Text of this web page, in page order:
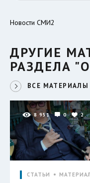
Новости СМИ2
ДРУГИЕ
РАЗДЕЛА
ВСЕ МАТЕРИАЛЫ
8 951 0 2
СТАТЬИ МАТЕРИАЛ